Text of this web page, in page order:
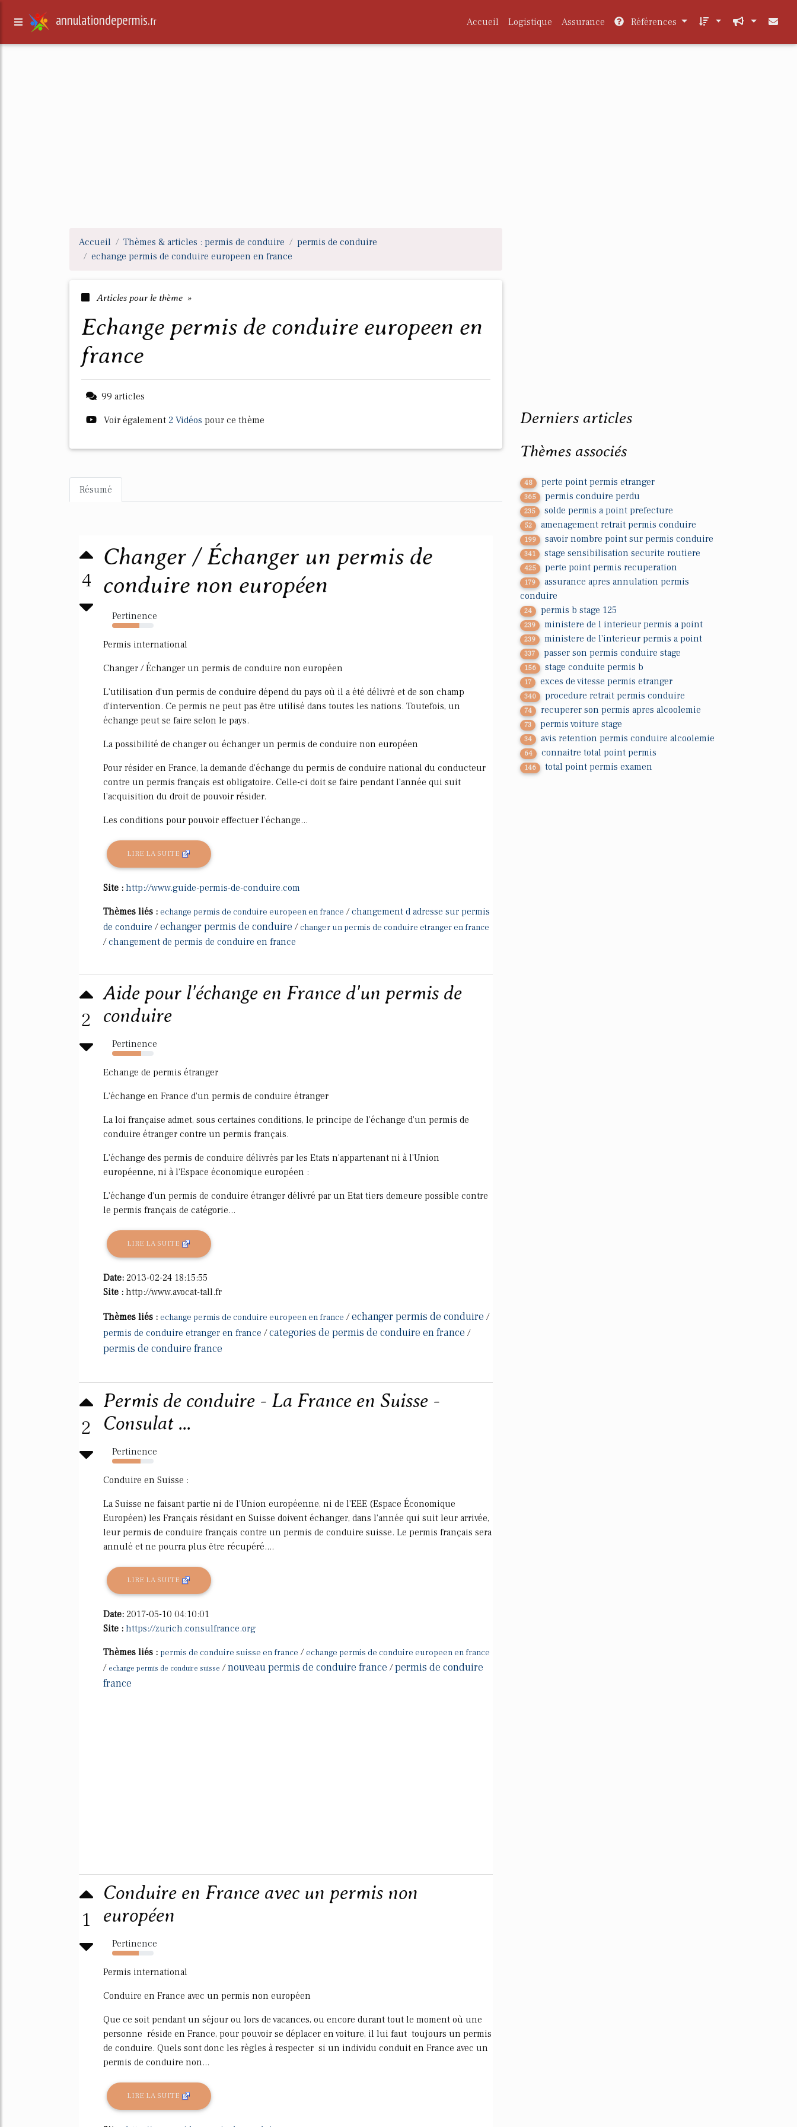
annulationdepermis.fr Accueil Logistique Assurance Références
Accueil Thèmes & articles : permis de conduire
permis de conduire
echange permis de conduire europeen en france
Articles pour le thème »
echange permis de conduire europeen en
france
99 articles
Voir également 2 Vidéos pour ce thème
Résumé
4
Changer / Échanger un permis de
conduire non européen
Pertinence
66%
Permis international
Changer / Échanger un permis de conduire non européen
L'utilisation d'un permis de conduire dépend du pays où il a été délivré et de son champ
d'intervention. Ce permis ne peut pas être utilisé dans toutes les nations. Toutefois, un
échange peut se faire selon le pays.
La possibilité de changer ou échanger un permis de conduire non européen
Pour résider en France, la demande d'échange du permis de conduire national du conducteur
contre un permis français est obligatoire. Celle-ci doit se faire pendant l'année qui suit
l'acquisition du droit de pouvoir résider.
Les conditions pour pouvoir effectuer l'échange...
LIRE LA SUITE
Site : http://www.guide-permis-de-conduire.com
Thèmes liés : echange permis de conduire europeen en france /changement d adresse sur permis
de conduire /echanger permis de conduire / changer un permis de conduire etranger en france
/changement de permis de conduire en france
2
Aide pour l'échange en France d'un permis de
conduire
Pertinence
70%
Echange de permis étranger
L'échange en France d'un permis de conduire étranger
La loi française admet, sous certaines conditions, le principe de l'échange d'un permis de
conduire étranger contre un permis français.
L'échange des permis de conduire délivrés par les Etats n'appartenant ni à l'Union
européenne, ni à l'Espace économique européen :
L'échange d'un permis de conduire étranger délivré par un Etat tiers demeure possible contre
le permis français de catégorie...
LIRE LA SUITE
Date: 2013-02-24 18:15:55
Site : http://www.avocat-tall.fr
Thèmes liés : echange permis de conduire europeen en france /echanger permis de conduire /
permis de conduire etranger en france /categories de permis de conduire en france /
permis de conduire france
2
Permis de conduire - La France en Suisse -
Consulat ...
Pertinence
69%
Conduire en Suisse :
La Suisse ne faisant partie ni de l'Union européenne, ni de l'EEE (Espace Économique
Européen) les Français résidant en Suisse doivent échanger, dans l'année qui suit leur arrivée,
leur permis de conduire français contre un permis de conduire suisse. Le permis français sera
annulé et ne pourra plus être récupéré....
LIRE LA SUITE
Date: 2017-05-10 04:10:01
Site : https://zurich.consulfrance.org
Thèmes liés : permis de conduire suisse en france / echange permis de conduire europeen en france
/ echange permis de conduire suisse /nouveau permis de conduire france /permis de conduire
france
1
Conduire en France avec un permis non
européen
Pertinence
64%
Permis international
Conduire en France avec un permis non européen
Que ce soit pendant un séjour ou lors de vacances, ou encore durant tout le moment où une
personne réside en France, pour pouvoir se déplacer en voiture, il lui faut toujours un permis
de conduire. Quels sont donc les règles à respecter si un individu conduit en France avec un
permis de conduire non...
LIRE LA SUITE
Derniers articles
Thèmes associés
48 perte point permis etranger
365 permis conduire perdu
235 solde permis a point prefecture
52 amenagement retrait permis conduire
199 savoir nombre point sur permis conduire
341 stage sensibilisation securite routiere
425 perte point permis recuperation
179
assurance apres annulation permis
conduire
24 permis b stage 125
239 ministere de l interieur permis a point
239 ministere de l'interieur permis a point
337 passer son permis conduire stage
156 stage conduite permis b
17 exces de vitesse permis etranger
340 procedure retrait permis conduire
74 recuperer son permis apres alcoolemie
73 permis voiture stage
34 avis retention permis conduire alcoolemie
64 connaitre total point permis
146 total point permis examen